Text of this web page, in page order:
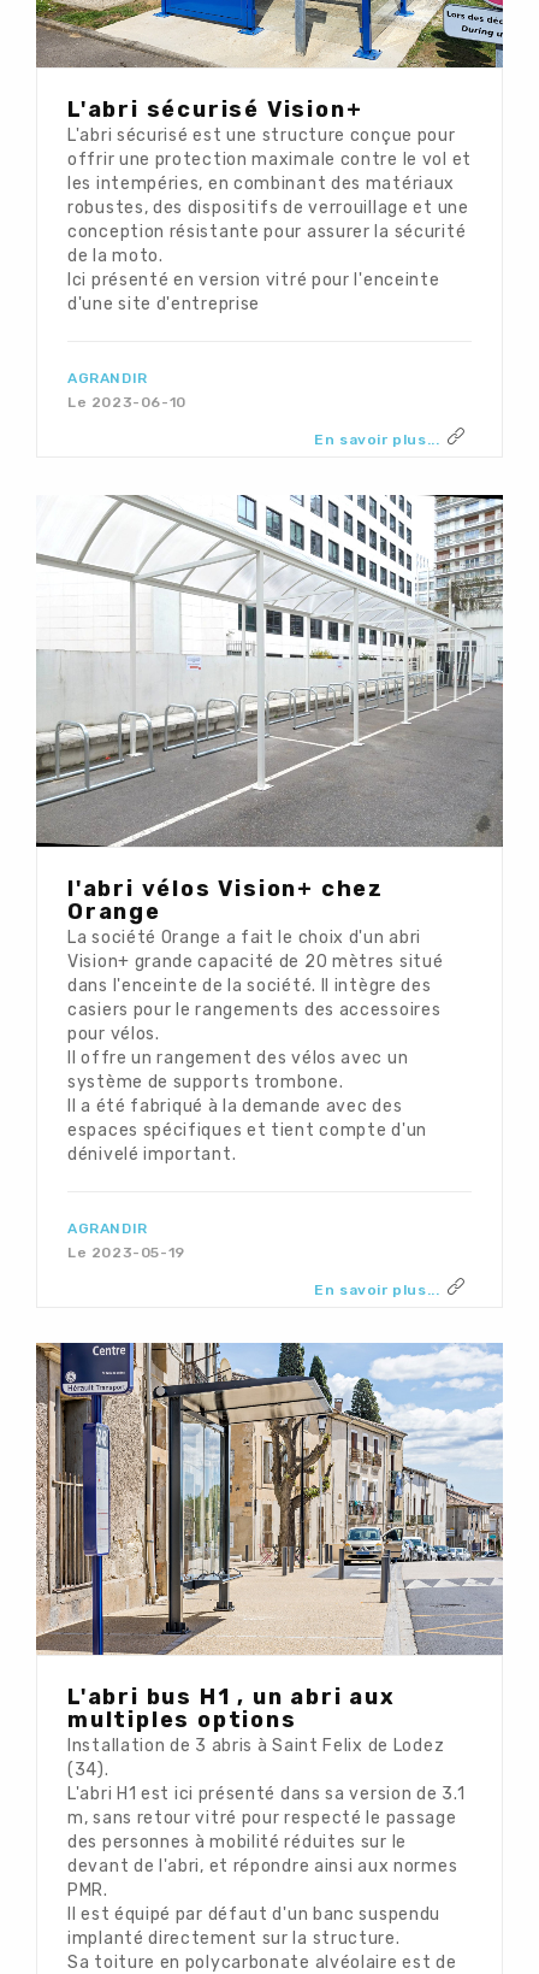
L'abri sécurisé Vision+
L'abri sécurisé est une structure conçue pour
offrir une protection maximale contre le vol et
les intempéries, en combinant des matériaux
robustes, des dispositifs de verrouillage et une
conception résistante pour assurer la sécurité
de la moto.
Ici présenté en version vitré pour l'enceinte
d'une site d'entreprise
AGRANDIR
Le 2023-06-10
En savoir plus...
l'abri vélos Vision+ chez
Orange
La société Orange a fait le choix d'un abri
Vision+ grande capacité de 20 mètres situé
dans l'enceinte de la société. Il intègre des
casiers pour le rangements des accessoires
pour vélos.
Il offre un rangement des vélos avec un
système de supports trombone.
Il a été fabriqué à la demande avec des
espaces spécifiques et tient compte d'un
dénivelé important.
AGRANDIR
Le 2023-05-19
En savoir plus...
L'abri bus H1 , un abri aux
multiples options
Installation de 3 abris à Saint Felix de Lodez
(34).
L'abri H1 est ici présenté dans sa version de 3.1
m, sans retour vitré pour respecté le passage
des personnes à mobilité réduites sur le
devant de l'abri, et répondre ainsi aux normes
PMR.
Il est équipé par défaut d'un banc suspendu
implanté directement sur la structure.
Sa toiture en polycarbonate alvéolaire est de